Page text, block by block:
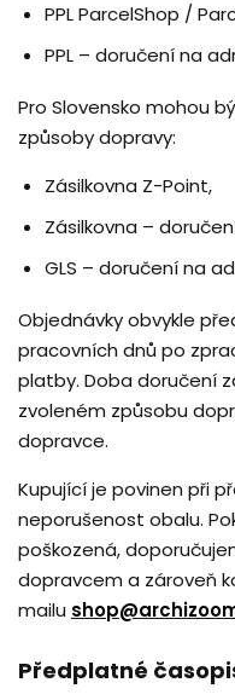
PPL ParcelShop /
PPL – doručení na
Pro Slovensko mohou
způsoby dopravy:
Zásilkovna Z-Point,
Zásilkovna –
GLS – doručení na
Objednávky obvykle
pracovních dnů po
platby. Doba doručení
zvoleném způsobu
dopravce.
Kupující je povinen při
neporušenost obalu.
poškozená,
dopravcem a zároveň
mailu
Předplatné